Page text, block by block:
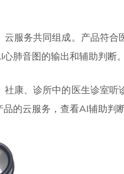
服务共同组成。产品符
肺音图的输出和辅助判断。
康、诊所中的医生诊室
的云服务，查看AI辅助判